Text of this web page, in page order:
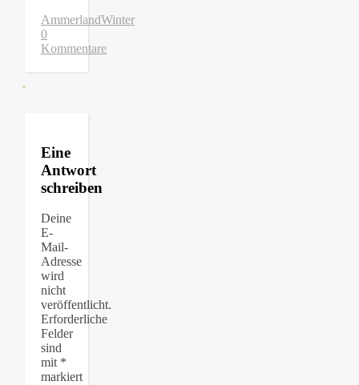
AmmerlandWinter
0
Kommentare
Eine
Antwort
schreiben
Deine
E-
Mail-
Adresse
wird
nicht
veröffentlicht.
Erforderliche
Felder
sind
mit *
markiert